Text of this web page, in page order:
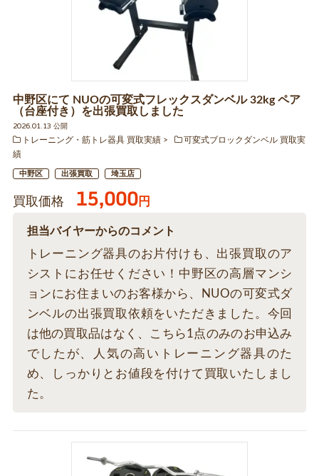
中野区にて NUOの可変式フレックスダンベル 32kg ペア
（台座付き）を出張買取しました
2026.01.13 公開
トレーニング・筋トレ器具 買取実績
可変式ブロックダンベル 買取実
績
中野区 出張買取 埼玉店
買取価格 15,000円
担当バイヤーからのコメント
トレーニング器具のお片付けも、出張買取のア
シストにお任せください！中野区の高層マンシ
ョンにお住まいのお客様から、NUOの可変式ダ
ンベルの出張買取依頼をいただきました。今回
は他の買取品はなく、こちら1点のみのお申込み
でしたが、人気の高いトレーニング器具のた
め、しっかりとお値段を付けて買取いたしまし
た。